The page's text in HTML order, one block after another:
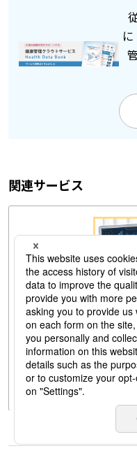
関連サービス
Health Data
従業員の健康経理情
し、産業保健業務の
ドサービスを提供して